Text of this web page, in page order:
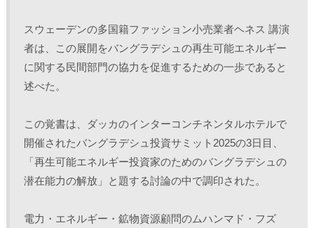
)
スウェーデンの多国籍ファッション小売業者ヘネス 講演
者は、この展開をバングラデシュの再生可能エネルギー
に関する民間部門の協力を促進するための一歩であると
述べた。
この覚書は、ダッカのインターコンチネンタルホテルで
開催されたバングラデシュ投資サミット2025の3日目、
「再生可能エネルギー投資家のためのバングラデシュの
潜在能力の解放」と題する討論の中で調印された。
電力・エネルギー・鉱物資源顧問のムハンマド・フズ